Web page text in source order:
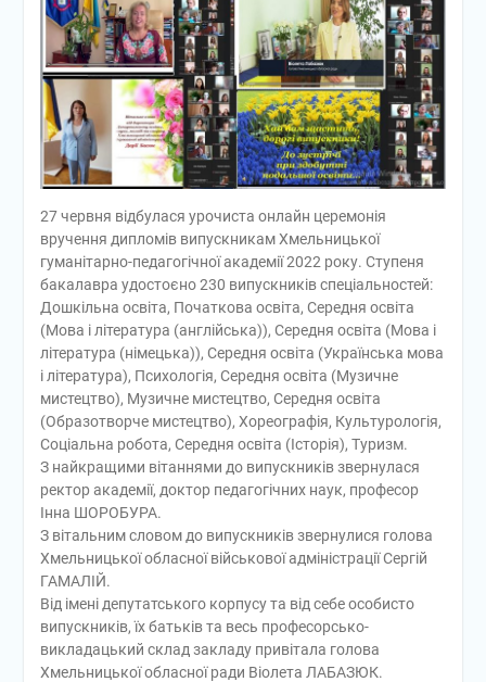
27 червня відбулася урочиста онлайн церемонія
вручення дипломів випускникам Хмельницької
гуманітарно-педагогічної академії 2022 року. Ступеня
бакалавра удостоєно 230 випускників спеціальностей:
Дошкільна освіта, Початкова освіта, Середня освіта
(Мова і література (англійська)), Середня освіта (Мова і
література (німецька)), Середня освіта (Українська мова
і література), Психологія, Середня освіта (Музичне
мистецтво), Музичне мистецтво, Середня освіта
(Образотворче мистецтво), Хореографія, Культурологія,
Соціальна робота, Середня освіта (Історія), Туризм.
З найкращими вітаннями до випускників звернулася
ректор академії, доктор педагогічних наук, професор
Інна ШОРОБУРА.
З вітальним словом до випускників звернулися голова
Хмельницької обласної військової адміністрації Сергій
ГАМАЛІЙ.
Від імені депутатського корпусу та від себе особисто
випускників, їх батьків та весь професорсько-
викладацький склад закладу привітала голова
Хмельницької обласної ради Віолета ЛАБАЗЮК.